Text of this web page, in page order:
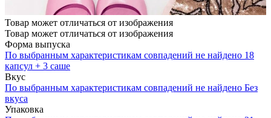
Товар может отличаться от изображения
Товар может отличаться от изображения
Форма выпуска
По выбранным характеристикам совпадений не найдено 18
капсул + 3 саше
Вкус
По выбранным характеристикам совпадений не найдено Без
вкуса
Упаковка